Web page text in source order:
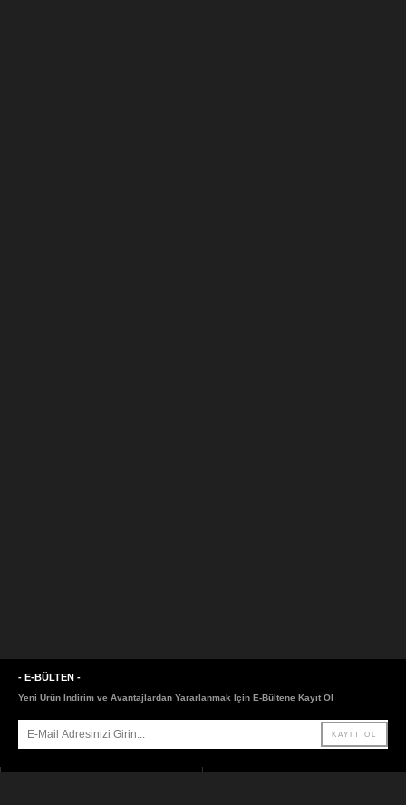
- E-BÜLTEN -
Yeni Ürün İndirim ve Avantajlardan Yararlanmak İçin E-Bültene Kayıt Ol